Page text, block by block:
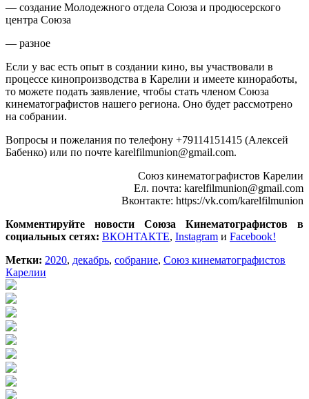
— создание Молодежного отдела Союза и продюсерского
центра Союза
— разное
Если у вас есть опыт в создании кино, вы участвовали в
процессе кинопроизводства в Карелии и имеете киноработы,
то можете подать заявление, чтобы стать членом Союза
кинематографистов нашего региона. Оно будет рассмотрено
на собрании.
Вопросы и пожелания по телефону +79114151415 (Алексей
Бабенко) или по почте karelfilmunion@gmail.com.
Союз кинематографистов Карелии
Ел. почта: karelfilmunion@gmail.com
Вконтакте: https://vk.com/karelfilmunion
Комментируйте новости Союза Кинематографистов в
социальных сетях: ВКОНТАКТЕ, Instagram и Facebook!
Метки: 2020, декабрь, собрание, Союз кинематографистов
Карелии